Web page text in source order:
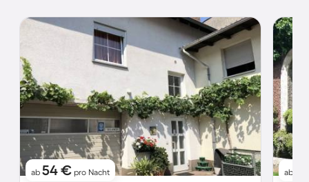
ab 54 € pro Nacht ab